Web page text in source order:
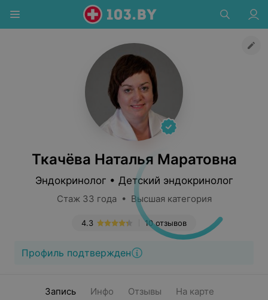
Ткачёва Наталья Маратовна
Эндокринолог • Детский эндокринолог
Стаж 33 года • Высшая категория
10 отзывов
4.3
Профиль подтвержден
Запись Инфо Отзывы На карте